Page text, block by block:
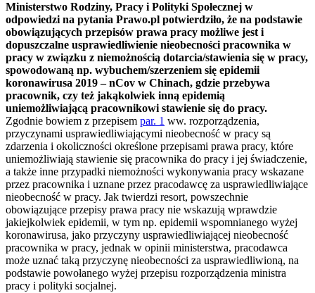
Ministerstwo Rodziny, Pracy i Polityki Społecznej w
odpowiedzi na pytania Prawo.pl potwierdziło, że na podstawie
obowiązujących przepisów prawa pracy możliwe jest i
dopuszczalne usprawiedliwienie nieobecności pracownika w
pracy w związku z niemożnością dotarcia/stawienia się w pracy,
spowodowaną np. wybuchem/szerzeniem się epidemii
koronawirusa 2019 – nCov w Chinach, gdzie przebywa
pracownik, czy też jakąkolwiek inną epidemią
uniemożliwiającą pracownikowi stawienie się do pracy.
Zgodnie bowiem z przepisem par. 1 ww. rozporządzenia,
przyczynami usprawiedliwiającymi nieobecność w pracy są
zdarzenia i okoliczności określone przepisami prawa pracy, które
uniemożliwiają stawienie się pracownika do pracy i jej świadczenie,
a także inne przypadki niemożności wykonywania pracy wskazane
przez pracownika i uznane przez pracodawcę za usprawiedliwiające
nieobecność w pracy. Jak twierdzi resort, powszechnie
obowiązujące przepisy prawa pracy nie wskazują wprawdzie
jakiejkolwiek epidemii, w tym np. epidemii wspomnianego wyżej
koronawirusa, jako przyczyny usprawiedliwiającej nieobecność
pracownika w pracy, jednak w opinii ministerstwa, pracodawca
może uznać taką przyczynę nieobecności za usprawiedliwioną, na
podstawie powołanego wyżej przepisu rozporządzenia ministra
pracy i polityki socjalnej.